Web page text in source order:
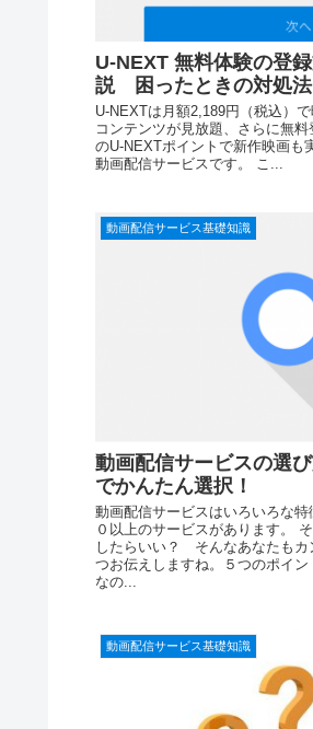
U-NEXT 無料体験の登
説 困ったときの対処法
U-NEXTは月額2,189円（税込）
コンテンツが見放題、さらに無
のU-NEXTポイントで新作映画も
動画配信サービスです。 こ...
動画配信サービス基礎知識
動画配信サービスの選
でかんたん選択！
動画配信サービスはいろいろな
０以上のサービスがあります。
したらいい？ そんなあなたもカ
つお伝えしますね。５つのポイ
なの...
動画配信サービス基礎知識